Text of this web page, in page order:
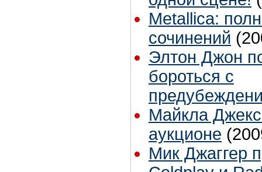
Metallica:
сочинений
Элтон Джон
бороться с
Майкла
аукционе
Мик Джаггер